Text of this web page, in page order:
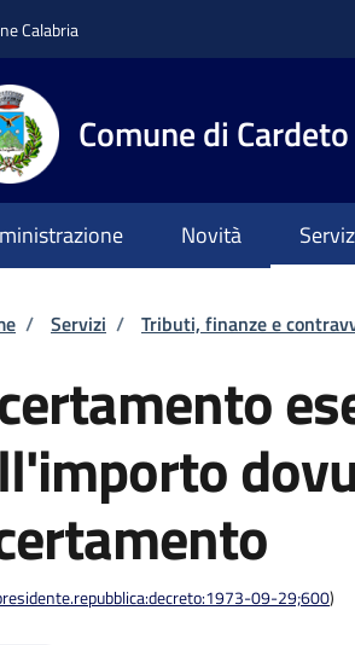
Calabria
Comune di Cardeto
Novità
di pane
/ Servizi / Tributi, finanze e
09-29;600)